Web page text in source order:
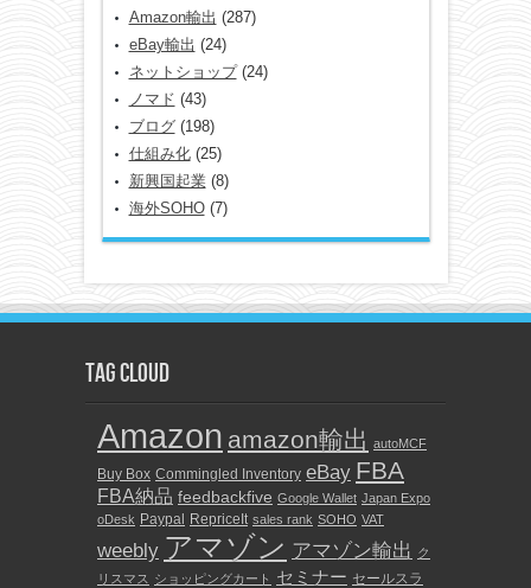
Amazon輸出 (287)
eBay輸出 (24)
ネットショップ(24)
ノマド (43)
ブログ(198)
仕組み化(25)
新興国起業 (8)
海外SOHO(7)
TAG CLOUD
Amazon amazon輸出 autoMCF
Buy Box Commingled Inventory eBay FBA
FBA納品 feedbackfive Google Wallet Japan Expo
oDesk Paypal RepriceIt sales rank SOHO VAT
weebly アマゾン アマゾン輸出 ク
リスマス ショッピングカート セミナー セールスラ